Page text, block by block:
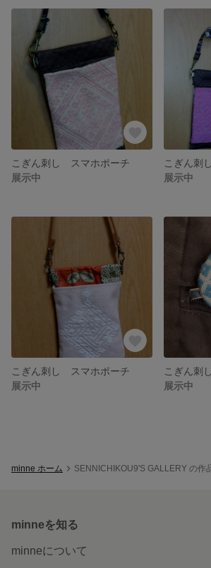
こぎん刺し スマホポーチ
展示中
こぎん刺
展示中
こぎん刺し スマホポーチ
展示中
こぎん刺
展示中
minne ホーム SENNICHIKOU9'S GALLERY の作
minneを知る
minneについて